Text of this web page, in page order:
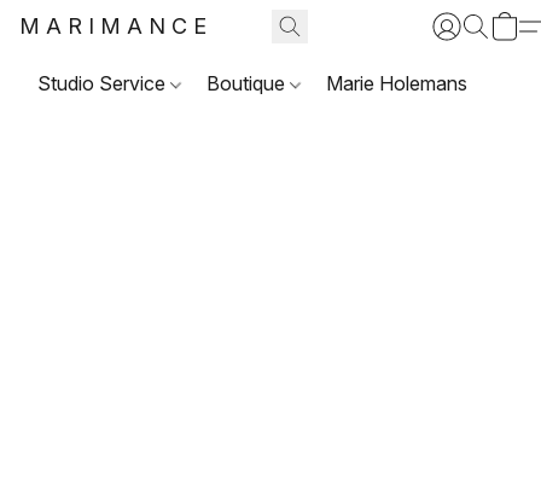
MARIMANCE
Studio Service Boutique Marie Holemans